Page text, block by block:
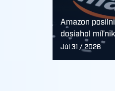
Amazon
dosiahol
Júl 31 / 2026